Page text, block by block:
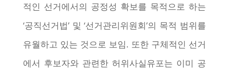
적인 선거에서의 공정성 확보를 목적으로 하는
‘공직선거법’ 및 ‘선거관리위원회’의 목적 범위를
유월하고 있는 것으로 보임. 또한 구체적인 선거
에서 후보자와 관련한 허위사실유포는 이미 공